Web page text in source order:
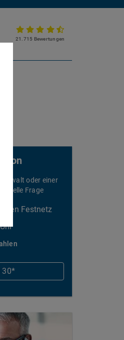
21.715 Bewertungen
Anwalt oder einer
Frage
Festnetz
30*